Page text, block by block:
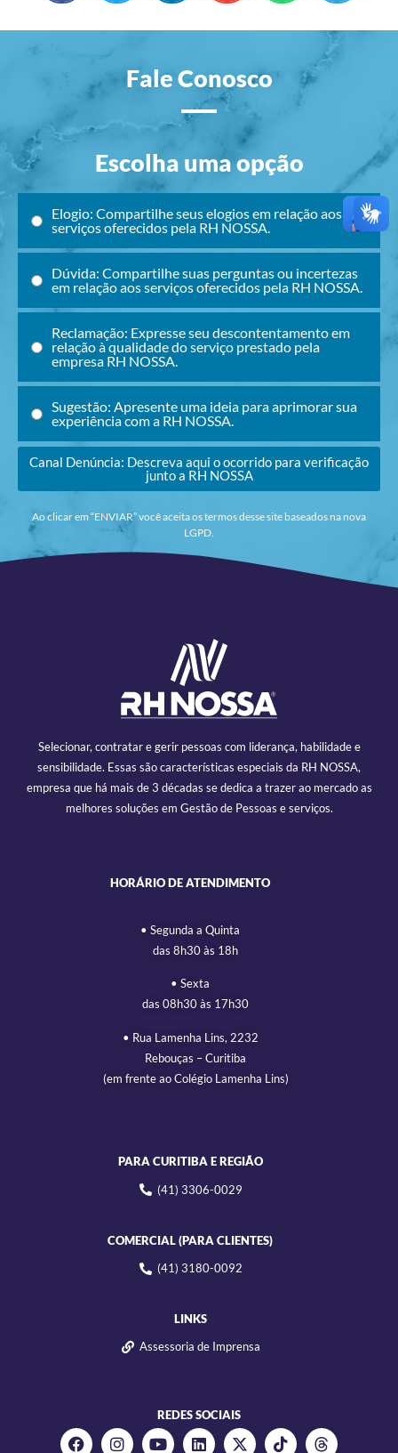
Fale Conosco
Escolha uma opção
Elogio: Compartilhe seus elogios em relação aos
serviços oferecidos pela RH NOSSA.
Dúvida: Compartilhe suas perguntas ou incertezas
em relação aos serviços oferecidos pela RH NOSSA.
Reclamação: Expresse seu descontentamento em
relação à qualidade do serviço prestado pela
empresa RH NOSSA.
Sugestão: Apresente uma ideia para aprimorar sua
experiência com a RH NOSSA.
Canal Denúncia: Descreva aqui o ocorrido para verificação
junto a RH NOSSA
Ao clicar em “ENVIAR” você aceita os termos desse site baseados na nova
LGPD.
Selecionar, contratar e gerir pessoas com liderança, habilidade e
sensibilidade. Essas são características especiais da RH NOSSA,
empresa que há mais de 3 décadas se dedica a trazer ao mercado as
melhores soluções em Gestão de Pessoas e serviços.
HORÁRIO DE ATENDIMENTO
• Segunda a Quinta
das 8h30 às 18h
• Sexta
das 08h30 às 17h30
• Rua Lamenha Lins, 2232
Rebouças – Curitiba
(em frente ao Colégio Lamenha Lins)
PARA CURITIBA E REGIÃO
(41) 3306-0029
COMERCIAL (PARA CLIENTES)
(41) 3180-0092
LINKS
Assessoria de Imprensa
REDES SOCIAIS